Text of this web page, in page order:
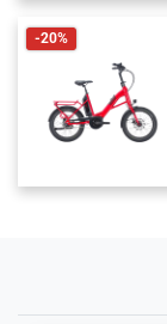
-20%